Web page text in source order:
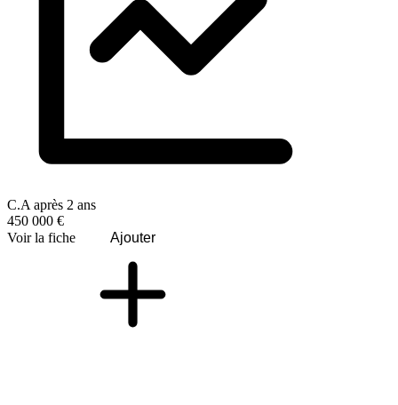
C.A après 2 ans
450 000 €
Voir la fiche
Ajouter